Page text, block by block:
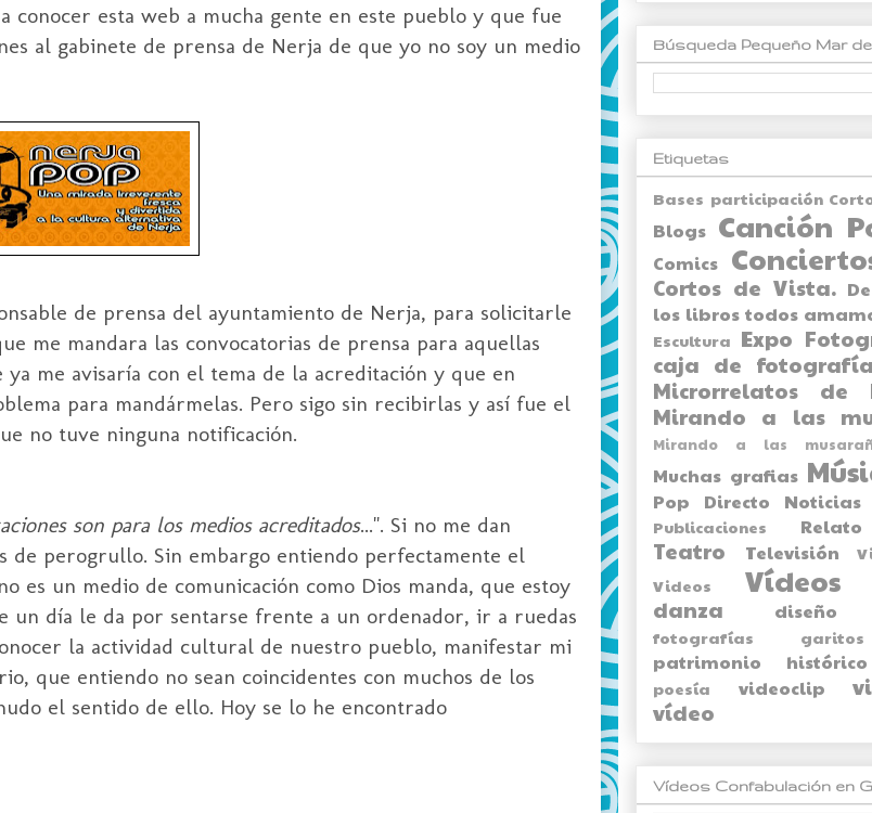
conocer esta web a mucha gente en este pueblo y que fue
al gabinete de prensa de Nerja de que yo no soy un medio
de prensa del ayuntamiento de Nerja, para solicitarle
me mandara las convocatorias de prensa para aquellas
me avisaría con el tema de la acreditación y que en
para mandármelas. Pero sigo sin recibirlas y así fue el
no tuve ninguna notificación.
son para los medios acreditados...". Si no me dan
de perogrullo. Sin embargo entiendo perfectamente el
es un medio de comunicación como Dios manda, que estoy
día le da por sentarse frente a un ordenador, ir a ruedas
la actividad cultural de nuestro pueblo, manifestar mi
que entiendo no sean coincidentes con muchos de los
el sentido de ello. Hoy se lo he encontrado
Búsqueda Pequeño Mar
Etiquetas
Bases participación
Blogs Canción
Comics
Cortos de Vista.
los libros todos
Escultura Expo
caja de
Microrrelatos de
Mirando a las
Mirando a las
Muchas grafias
Pop Directo Noticias
Publicaciones Relato
Teatro Televisión
Videos
Vídeos
danza diseño
fotografías garitos
patrimonio histórico
poesía videoclip
vídeo
Vídeos Confabulación en